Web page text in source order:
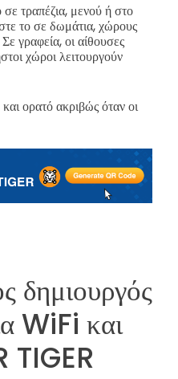
σε τραπέζια, μενού ή στο
το σε δωμάτια, χώρους
γραφεία, οι αίθουσες
χώροι λειτουργούν
ορατό ακριβώς όταν οι
δημιουργός
WiFi και